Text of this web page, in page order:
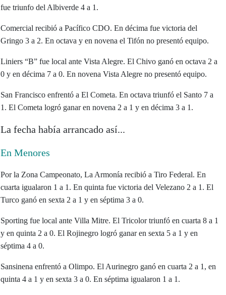
fue triunfo del Albiverde 4 a 1.
Comercial recibió a Pacífico CDO. En décima fue victoria del
Gringo 3 a 2. En octava y en novena el Tifón no presentó equipo.
Liniers “B” fue local ante Vista Alegre. El Chivo ganó en octava 2 a
0 y en décima 7 a 0. En novena Vista Alegre no presentó equipo.
San Francisco enfrentó a El Cometa. En octava triunfó el Santo 7 a
1. El Cometa logró ganar en novena 2 a 1 y en décima 3 a 1.
La fecha había arrancado así...
En Menores
Por la Zona Campeonato, La Armonía recibió a Tiro Federal. En
cuarta igualaron 1 a 1. En quinta fue victoria del Velezano 2 a 1. El
Turco ganó en sexta 2 a 1 y en séptima 3 a 0.
Sporting fue local ante Villa Mitre. El Tricolor triunfó en cuarta 8 a 1
y en quinta 2 a 0. El Rojinegro logró ganar en sexta 5 a 1 y en
séptima 4 a 0.
Sansinena enfrentó a Olimpo. El Aurinegro ganó en cuarta 2 a 1, en
quinta 4 a 1 y en sexta 3 a 0. En séptima igualaron 1 a 1.